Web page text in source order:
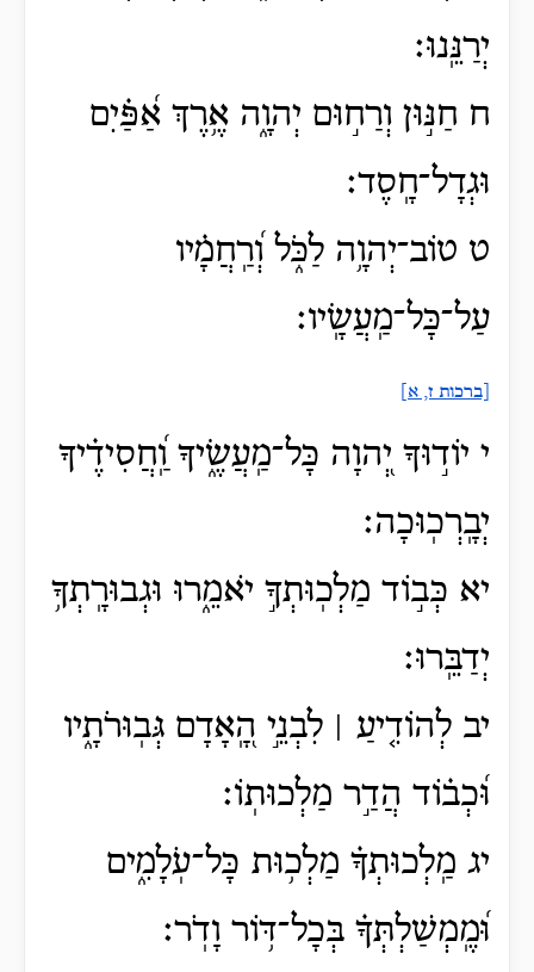
יְרַנֵּֽנוּ׃
ח חַנּ֣וּן וְרַח֣וּם יְהוָ֑ה אֶ֥רֶךְ אַ֝פַּ֗יִם
וּגְדָל־חָֽסֶד׃
ט טוֹב־יְהוָ֥ה לַכֹּ֑ל וְ֝רַֽחֲמָ֗יו
עַל־כָּל־מַֽעֲשָֽׂיו׃
[ברכות ז, א]
י יוֹד֣וּךָ יְ֭הוָה כָּל־מַֽעֲשֶׂ֑יךָ וַֽ֝חֲסִידֶ֗יךָ
יְבָֽרְכֽוּכָה׃
יא כְּב֣וֹד מַלְכֽוּתְךָ֣ יֹאמֵ֑רוּ וּגְבוּרָֽתְךָ֥
יְדַבֵּֽרוּ׃
יב לְהוֹדִ֤יעַ ׀ לִבְנֵ֣י הָֽ֭אָדָם גְּבֽוּרֹתָ֑יו
וּ֝כְב֗וֹד הֲדַ֣ר מַלְכוּתֽוֹ׃
יג מַֽלְכוּתְךָ֗ מַלְכ֥וּת כָּל־עֹֽלָמִ֑ים
וּ֝מֶֽמְשַׁלְתְּךָ֗ בְּכָל־דּ֥וֹר וָדֹֽר׃